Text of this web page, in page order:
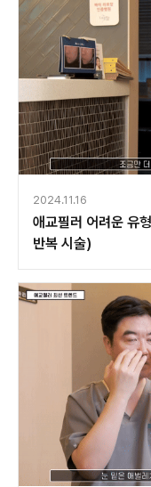
2024.11.16
애교필러 어려운 유
반복 시술)